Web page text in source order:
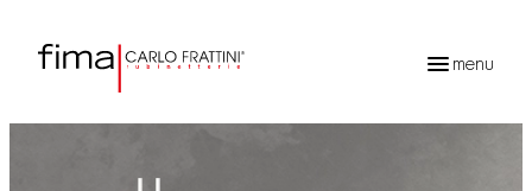
menu